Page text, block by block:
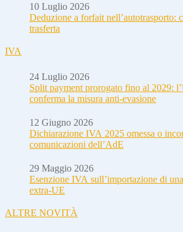
10 Luglio 2026
Deduzione a forfait nell’autotrasporto:
trasferta
IVA
24 Luglio 2026
Split payment prorogato fino al 2029:
conferma la misura anti-evasione
12 Giugno 2026
Dichiarazione IVA 2025 omessa o
comunicazioni dell’AdE
29 Maggio 2026
Esenzione IVA sull’importazione di
extra-UE
ALTRE NOVITÀ